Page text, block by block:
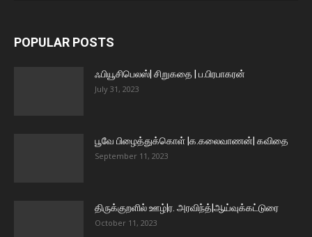
POPULAR POSTS
ஃபியூசிபெலஸ்| சிறுகதை | ப.பிரபாகரன்
July 31, 2023
பூவே பிழைத்துக்கொள் |க.கலைவாணன்| கவிதை
September 11, 2023
திருக்குறளில் ஊழ்|ர. அரவிந்த்|ஆய்வுக்கட்டுரை
October 11, 2023